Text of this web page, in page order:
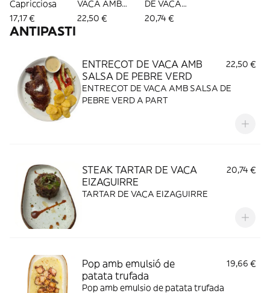
Capricciosa
17,17 €
VACA AMB
SALSA DE
22,50 €
DE VACA
EIZAGUIRRE
20,74 €
ANTIPASTI
ENTRECOT DE VACA AMB
SALSA DE PEBRE VERD
22,50 €
ENTRECOT DE VACA AMB SALSA DE
PEBRE VERD A PART
STEAK TARTAR DE VACA
EIZAGUIRRE
20,74 €
TARTAR DE VACA EIZAGUIRRE
Pop amb emulsió de
patata trufada
19,66 €
Pop amb emulsio de patata trufada